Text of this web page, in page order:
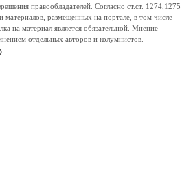
правообладателей. Согласно ст.ст. 1274,1275
размещенных на портале, в том числе
на материал является обязательной. Мнение
отдельных авторов и колумнистов.